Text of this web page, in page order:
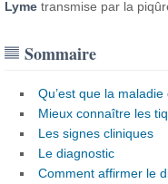
Lyme transmise par la
Sommaire
Qu’est que la
Mieux connaître les
Les signes cliniques
Le diagnostic
Comment affirmer le